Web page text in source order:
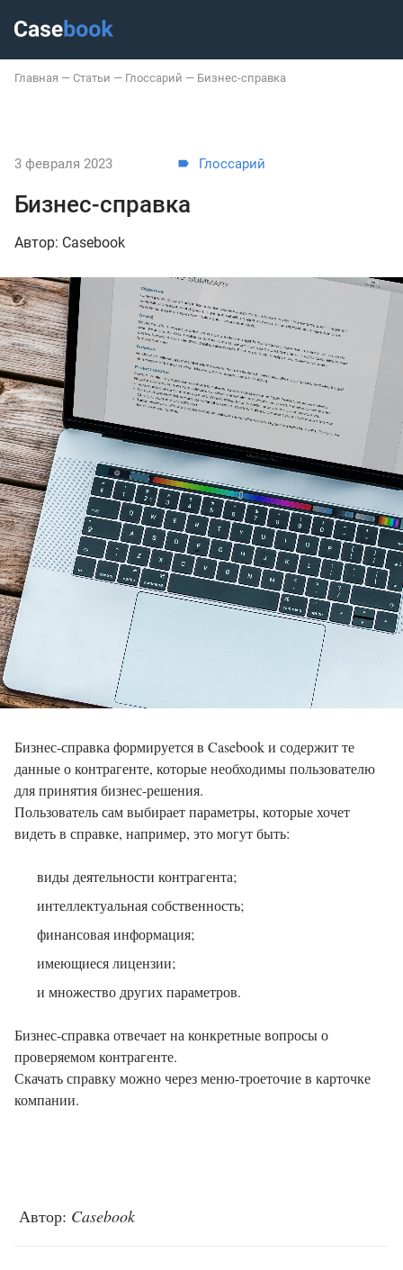
Главная — Статьи — Глоссарий — Бизнес-справка
3 февраля 2023 Глоссарий
Бизнес-справка
Автор: Casebook
Бизнес-справка формируется в Casebook и содержит те
данные о контрагенте, которые необходимы пользователю
для принятия бизнес-решения.
Пользователь сам выбирает параметры, которые хочет
видеть в справке, например, это могут быть:
виды деятельности контрагента;
интеллектуальная собственность;
финансовая информация;
имеющиеся лицензии;
и множество других параметров.
Бизнес-справка отвечает на конкретные вопросы о
проверяемом контрагенте.
Скачать справку можно через меню-троеточие в карточке
компании.
Автор: Casebook